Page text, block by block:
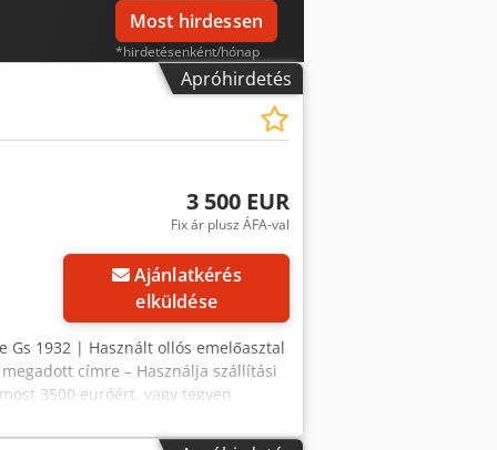
Most hirdessen
*hirdetésenként/hónap
Apróhirdetés
3 500 EUR
Fix ár plusz ÁFA-val
Ajánlatkérés
elküldése
Gs 1932 | Használt ollós emelőasztal
címre – Használja szállítási
3500 euróért, vagy tegyen
✅, 4 hibás ℹ️, 0 javítás